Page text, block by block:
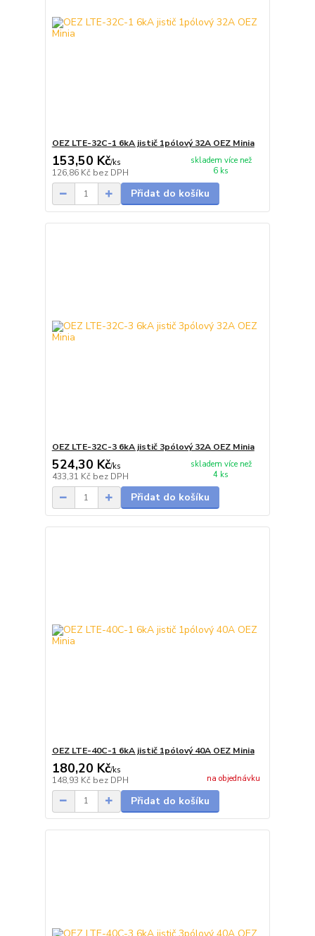
OEZ LTE-32C-1 6kA jistič 1pólový 32A OEZ Minia
153,50 Kč/ks
126,86 Kč bez DPH
skladem více než
6 ks
Přidat do košíku
OEZ LTE-32C-3 6kA jistič 3pólový 32A OEZ Minia
524,30 Kč/ks
433,31 Kč bez DPH
skladem více než
4 ks
Přidat do košíku
OEZ LTE-40C-1 6kA jistič 1pólový 40A OEZ Minia
180,20 Kč/ks
148,93 Kč bez DPH na objednávku
Přidat do košíku